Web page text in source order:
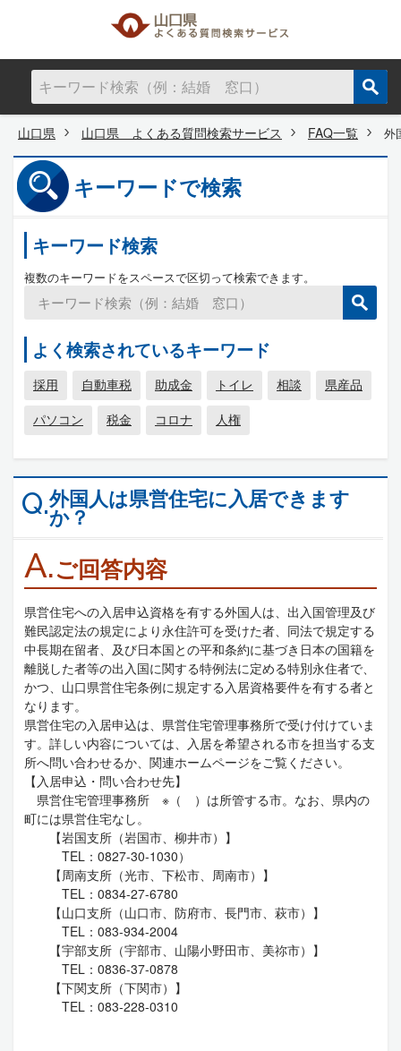
山口県 山口県 よくある質問検索サービス FAQ一覧 外
キーワードで検索
キーワード検索
複数のキーワードをスペースで区切って検索できます。
よく検索されているキーワード
採用 自動車税 助成金 トイレ 相談
県産品
パソコン
税金 コロナ 人権
Q.外国人は県営住宅に入居できます
か？
A.ご回答内容
県営住宅への入居申込資格を有する外国人は、出入国管理及び
難民認定法の規定により永住許可を受けた者、同法で規定する
中長期在留者、及び日本国との平和条約に基づき日本の国籍を
離脱した者等の出入国に関する特例法に定める特別永住者で、
かつ、山口県営住宅条例に規定する入居資格要件を有する者と
なります。
県営住宅の入居申込は、県営住宅管理事務所で受け付けていま
す。詳しい内容については、入居を希望される市を担当する支
所へ問い合わせるか、関連ホームページをご覧ください。
【入居申込・問い合わせ先】
県営住宅管理事務所 ※（ ）は所管する市。なお、県内の
町には県営住宅なし。
【岩国支所（岩国市、柳井市）】
TEL：0827-30-1030）
【周南支所（光市、下松市、周南市）】
TEL：0834-27-6780
【山口支所（山口市、防府市、長門市、萩市）】
TEL：083-934-2004
【宇部支所（宇部市、山陽小野田市、美祢市）】
TEL：0836-37-0878
【下関支所（下関市）】
TEL：083-228-0310